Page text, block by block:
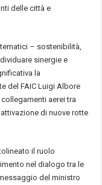
delle città e
– sostenibilità,
sinergie e
la
del FAIC Luigi Albore
aerei tra
di nuove rotte
il ruolo
nel dialogo tra le
del ministro